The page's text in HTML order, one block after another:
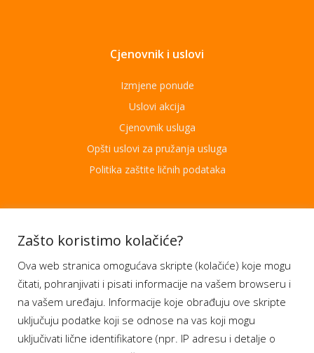
Cjenovnik i uslovi
Izmjene ponude
Uslovi akcija
Cjenovnik usluga
Opšti uslovi za pružanja usluga
Politika zaštite ličnih podataka
Aplikacije
Moj BH Telecom
Dostupnost usluga
Moja webTV
Aukcije BH Telecom
Zašto koristimo kolačiće?
Ova web stranica omogućava skripte (kolačiće) koje mogu
čitati, pohranjivati i pisati informacije na vašem browseru i
na vašem uređaju. Informacije koje obrađuju ove skripte
uključuju podatke koji se odnose na vas koji mogu
uključivati lične identifikatore (npr. IP adresu i detalje o